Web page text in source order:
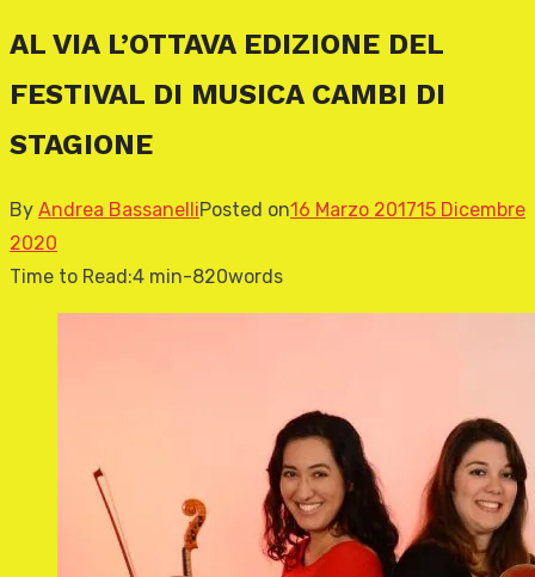
AL VIA L’OTTAVA EDIZIONE DEL
FESTIVAL DI MUSICA CAMBI DI
STAGIONE
By Andrea BassanelliPosted on16 Marzo 201715 Dicembre
2020
Time to Read:4 min-820words